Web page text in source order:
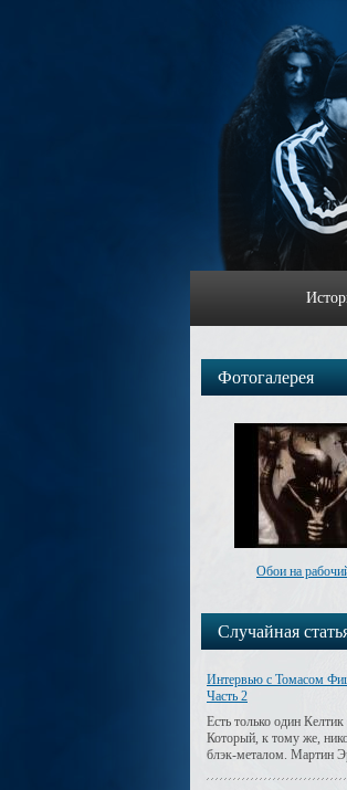
Фотогалерея
Обои на
Случайная
Интервью с Томасом
Часть 2
Есть только один
Который, к тому же,
блэк-металом. Мартин